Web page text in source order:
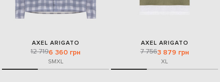
AXEL ARIGATO
12 7196 360 грн
SMXL
AXEL ARIGATO
7 7563 879 грн
XL